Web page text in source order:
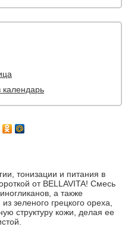
календарь
тонизации и питания в
от BELLAVITA! Смесь
а также
зеленого грецкого ореха,
структуру кожи, делая ее